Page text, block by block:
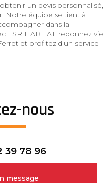
un devis personnalisé,
Notre équipe se tient à
dans la
LSR HABITAT, redonnez vie
et profitez d'un service
nous
39 78 96
message